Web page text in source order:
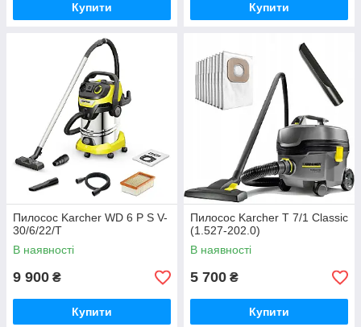
Купити Купити
Пилосос Karcher WD 6 P S V-
30/6/22/T
В наявності
9 900 ₴
Купити
Пилосос Karcher T 7/1 Classic
(1.527-202.0)
В наявності
5 700 ₴
Купити